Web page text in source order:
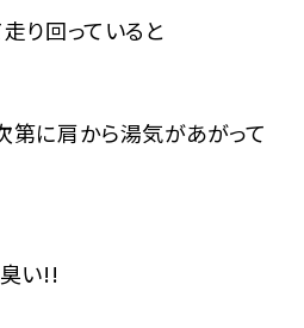
り回っていると
第に肩から湯気があがって
い!!